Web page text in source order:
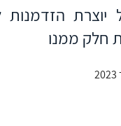
חלק ממנו